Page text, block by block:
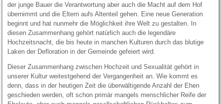
der junge Bauer die Verantwortung aber auch die Macht auf dem Hof
übernimmt und die Eltern aufs Altenteil gehen. Eine neue Generation
beginnt und hat nunmehr die Möglichkeit ihre Welt zu gestalten. In
diesen Zusammenhang gehört natürlich auch die legendäre
Hochzeitsnacht, die bis heute in manchen Kulturen durch das blutige
Laken der Defloration in der Gemeinde gefeiert wird.
Dieser Zusammenhang zwischen Hochzeit und Sexualität gehört in
unserer Kultur weitestgehend der Vergangenheit an. Wie kommt es
denn, dass in der heutigen Zeit die überwältigende Anzahl der Ehen
geschieden werden, oft schon primär mangels menschlicher Reife der